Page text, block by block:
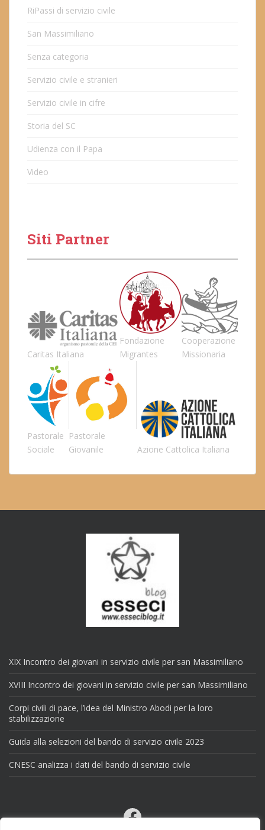
RiPassi di servizio civile
San Massimiliano
Senza categoria
Servizio civile e stranieri
Servizio civile in cifre
Storia del SC
Udienza con il Papa
Video
Siti Partner
Caritas Italiana
Fondazione
Migrantes
Cooperazione
Missionaria
Pastorale
Sociale
Pastorale
Giovanile
Azione Cattolica Italiana
XIX Incontro dei giovani in servizio civile per san Massimiliano
XVIII Incontro dei giovani in servizio civile per san Massimiliano
Corpi civili di pace, l’idea del Ministro Abodi per la loro
stabilizzazione
Guida alla selezioni del bando di servizio civile 2023
CNESC analizza i dati del bando di servizio civile
Facebook